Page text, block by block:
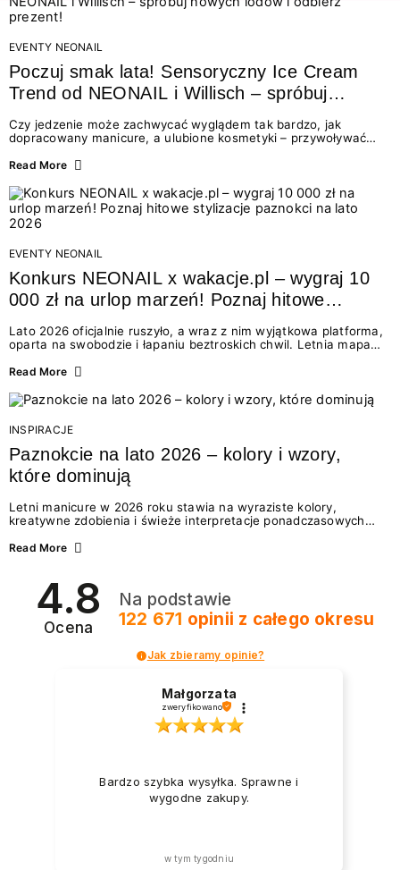
EVENTY NEONAIL
Poczuj smak lata! Sensoryczny Ice Cream
Trend od NEONAIL i Willisch – spróbuj
nowych lodów i odbierz prezent!
Czy jedzenie może zachwycać wyglądem tak bardzo, jak
dopracowany manicure, a ulubione kosmetyki – przywoływać
świata beauty i oszałamiających deserów to coś więcej niż
zmysłami: przez soczysty kolor, aksamitną teksturę,
orzeźwiający zapach i słodki akcent na podniebieniu. Tego lata
NEONAIL łączy siły z marką Willisch, tworząc unikalny projekt
na styku jedzenia i piękna....
Read More
EVENTY NEONAIL
Konkurs NEONAIL x wakacje.pl – wygraj 10
000 zł na urlop marzeń! Poznaj hitowe
Lato 2026 oficjalnie ruszyło, a wraz z nim wyjątkowa platforma,
oparta na swobodzie i łapaniu beztroskich chwil. Letnia mapa
doświadczenia wakacji – od spontanicznych wyjazdów, przez
Motywem przewodnim jest eksplorowanie i kolekcjonowanie
letnich momentów. Z tej okazji przygotowaliśmy coś absolutnie
wyjątkowego: wielki konkurs z wakacje.pl oraz dawkę
najgorętszych trendów w...
Read More
INSPIRACJE
Paznokcie na lato 2026 – kolory i wzory,
które dominują
Letni manicure w 2026 roku stawia na wyraziste kolory,
kreatywne zdobienia i świeże interpretacje ponadczasowych
zarówno energetycznych odcieni inspirowanych wakacjami, jak
2026? Znajdź inspirację dla swojego manicure!
Read More
4.8
Ocena
Na podstawie
122 671 opinii z całego okresu
Jak zbieramy opinie?
Małgorzata
zweryfikowano
Bardzo szybka wysyłka. Sprawne i
wygodne zakupy.
w tym tygodniu